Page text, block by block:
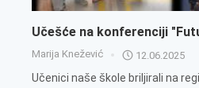
Učešće na konferenciji
Marija Knežević 12.06.2025
Učenici naše škole briljirali na